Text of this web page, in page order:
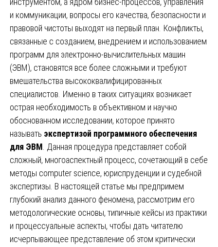
и коммуникации, вопросы его качества, безопасности и
правовой чистоты выходят на первый план. Конфликты,
связанные с созданием, внедрением и использованием
программ для электронно-вычислительных машин
(ЭВМ), становятся все более сложными и требуют
вмешательства высококвалифицированных
специалистов. Именно в таких ситуациях возникает
острая необходимость в объективном и научно
обоснованном исследовании, которое принято
называть экспертизой программного обеспечения
для ЭВМ . Данная процедура представляет собой
сложный, многоаспектный процесс, сочетающий в себе
методы computer science, юриспруденции и судебной
экспертизы. В настоящей статье мы предпримем
глубокий анализ данного феномена, рассмотрим его
методологические основы, типичные кейсы из практики
и процессуальные аспекты, чтобы дать читателю
исчерпывающее представление об этом критически